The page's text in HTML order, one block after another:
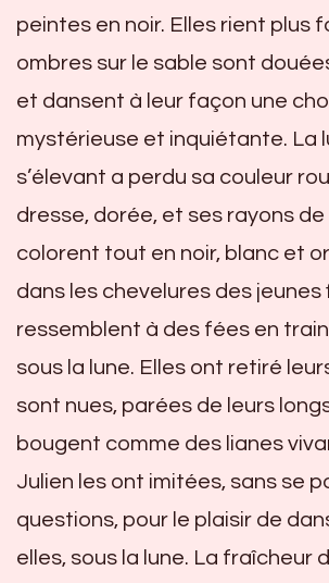
peintes en noir. Elles rient plus
ombres sur le sable sont
et dansent à leur façon une
mystérieuse et inquiétante. La
s’élevant a perdu sa couleur
dresse, dorée, et ses rayons de
colorent tout en noir, blanc et
dans les chevelures des jeunes
ressemblent à des fées en
sous la lune. Elles ont retiré
sont nues, parées de leurs
bougent comme des lianes
Julien les ont imitées, sans se
questions, pour le plaisir de
elles, sous la lune. La fraîcheur